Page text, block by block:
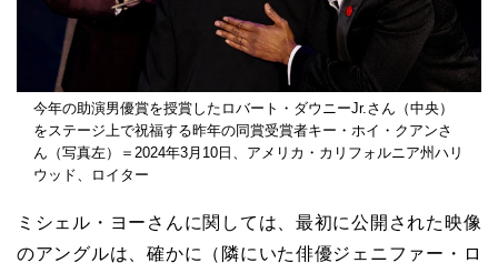
今年の助演男優賞を授賞したロバート・ダウニーJr.さん（中央）
をステージ上で祝福する昨年の同賞受賞者キー・ホイ・クアンさ
ん（写真左）＝2024年3月10日、アメリカ・カリフォルニア州ハリ
ウッド、ロイター
ミシェル・ヨーさんに関しては、最初に公開された映像
のアングルは、確かに（隣にいた俳優ジェニファー・ロ